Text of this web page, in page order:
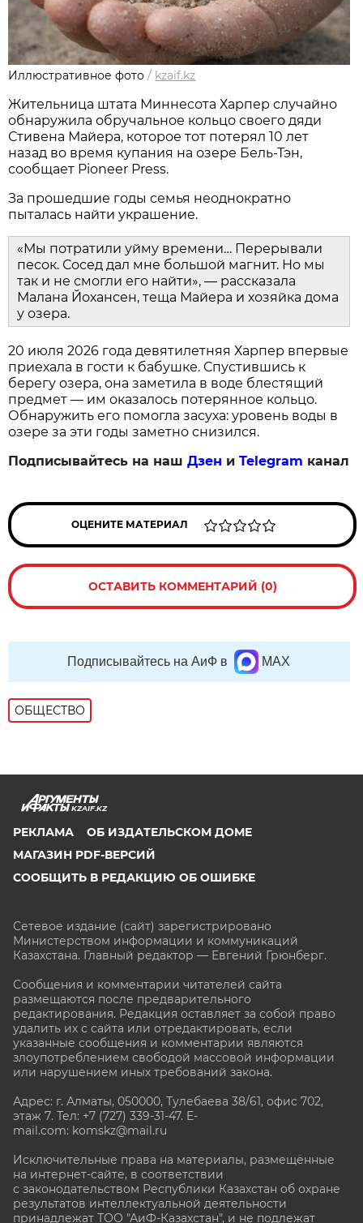
Иллюстративное фото / kzaif.kz
Жительница штата Миннесота Харпер случайно
обнаружила обручальное кольцо своего дяди
Стивена Майера, которое тот потерял 10 лет
назад во время купания на озере Бель-Тэн,
сообщает Pioneer Press.
За прошедшие годы семья неоднократно
пыталась найти украшение.
«Мы потратили уйму времени… Перерывали
песок. Сосед дал мне большой магнит. Но мы
так и не смогли его найти», — рассказала
Малана Йохансен, теща Майера и хозяйка дома
у озера.
20 июля 2026 года девятилетняя Харпер впервые
приехала в гости к бабушке. Спустившись к
берегу озера, она заметила в воде блестящий
предмет — им оказалось потерянное кольцо.
Обнаружить его помогла засуха: уровень воды в
озере за эти годы заметно снизился.
Подписывайтесь на нашДзен иTelegram канал
ОЦЕНИТЕ МАТЕРИАЛ
ОСТАВИТЬ КОММЕНТАРИЙ (0)
Подписывайтесь на АиФ в MAX
ОБЩЕСТВО
KZAIF.KZ
РЕКЛАМА
ОБ ИЗДАТЕЛЬСКОМ ДОМЕ
МАГАЗИН PDF-ВЕРСИЙ
СООБЩИТЬ В РЕДАКЦИЮ ОБ ОШИБКЕ
Сетевое издание (сайт) зарегистрировано
Министерством информации и коммуникаций
Казахстана. Главный редактор — Евгений Грюнберг.
Сообщения и комментарии читателей сайта
размещаются после предварительного
редактирования. Редакция оставляет за собой право
удалить их с сайта или отредактировать, если
указанные сообщения и комментарии являются
злоупотреблением свободой массовой информации
или нарушением иных требований закона.
Адрес: г. Алматы, 050000, Тулебаева 38/61, офис 702,
этаж 7. Тел: +7 (727) 339-31-47. E-
mail.com: komskz@mail.ru
Исключительные права на материалы, размещённые
на интернет-сайте, в соответствии
с законодательством Республики Казахстан об охране
результатов интеллектуальной деятельности
принадлежат ТОО "АиФ-Казахстан", и не подлежат